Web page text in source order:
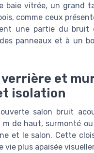
baie vitrée, un grand
comme ceux
une partie du
panneaux et à un
et
isolation
salon bruit
m de haut, surmonté
et le salon. Cette
vie plus apaisée